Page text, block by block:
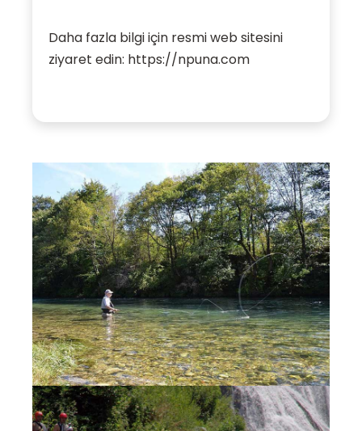
Daha fazla bilgi için resmi web sitesini
ziyaret edin: https://npuna.com